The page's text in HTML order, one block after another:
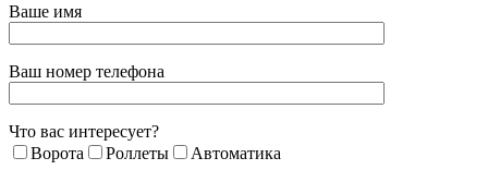
Ваше имя
Ваш номер телефона
Что вас интересует?
Ворота
Роллеты Автоматика